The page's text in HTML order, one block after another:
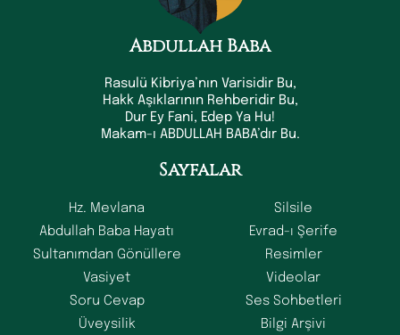
Abdullah Baba
Rasulü Kibriya’nın Varisidir Bu,
Hakk Aşıklarının Rehberidir Bu,
Dur Ey Fani, Edep Ya Hu!
Makam-ı ABDULLAH BABA’dır Bu.
Sayfalar
Hz. Mevlana
Abdullah Baba Hayatı
Sultanımdan Gönüllere
Vasiyet
Soru Cevap
Üveysilik
Silsile
Evrad-ı Şerife
Resimler
Videolar
Ses Sohbetleri
Bilgi Arşivi